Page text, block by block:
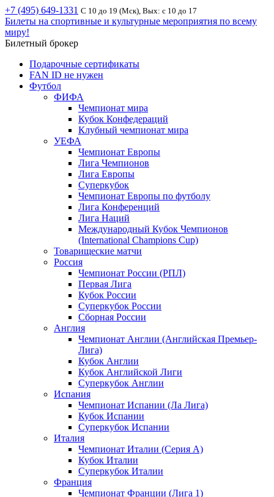
+7 (495) 649-1331 С 10 до 19 (Мск), Вых: с 10 до 17
Билеты на спортивные и культурные мероприятия по всему
миру!
Билетный брокер
Подарочные сертификаты
FAN ID не нужен
Футбол
ФИФА
Чемпионат мира
Кубок Конфедераций
Клубный чемпионат мира
УЕФА
Чемпионат Европы
Лига Чемпионов
Лига Европы
Суперкубок
Чемпионат Европы по футболу
Лига Конференций
Лига Наций
Международный Кубок Чемпионов
(International Champions Cup)
Товарищеские матчи
Россия
Чемпионат России (РПЛ)
Первая Лига
Кубок России
Суперкубок России
Сборная России
Англия
Чемпионат Англии (Английская Премьер-
Лига)
Кубок Англии
Кубок Английской Лиги
Суперкубок Англии
Испания
Чемпионат Испании (Ла Лига)
Кубок Испании
Суперкубок Испании
Италия
Чемпионат Италии (Серия А)
Кубок Италии
Суперкубок Италии
Франция
Чемпионат Франции (Лига 1)